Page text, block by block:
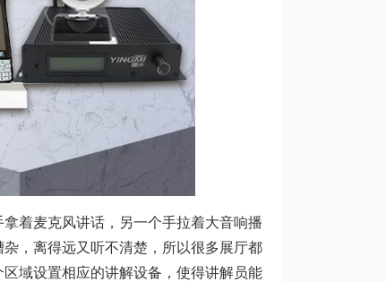
着麦克风讲话，另一个手拉着大音响播
，离得远又听不清楚，所以很多展厅都
域设置相应的讲解设备，使得讲解员能